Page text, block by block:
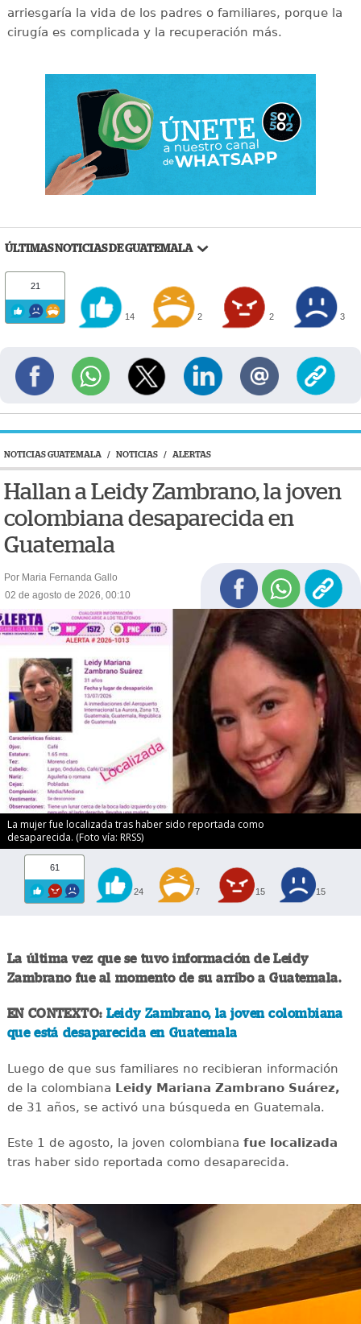
arriesgaría la vida de los padres o familiares, porque la
cirugía es complicada y la recuperación más.
ÚLTIMAS NOTICIAS DE GUATEMALA
21
14 2 2 3
NOTICIAS GUATEMALA / NOTICIAS / ALERTAS
Hallan a Leidy Zambrano, la joven
colombiana desaparecida en
Guatemala
Por Maria Fernanda Gallo
02 de agosto de 2026, 00:10
La mujer fue localizada tras haber sido reportada como
desaparecida. (Foto vía: RRSS)
61
24 7 15 15
La última vez que se tuvo información de Leidy
Zambrano fue al momento de su arribo a Guatemala.
EN CONTEXTO: Leidy Zambrano, la joven colombiana
que está desaparecida en Guatemala
Luego de que sus familiares no recibieran información
de la colombiana Leidy Mariana Zambrano Suárez,
de 31 años, se activó una búsqueda en Guatemala.
Este 1 de agosto, la joven colombiana fue localizada
tras haber sido reportada como desaparecida.